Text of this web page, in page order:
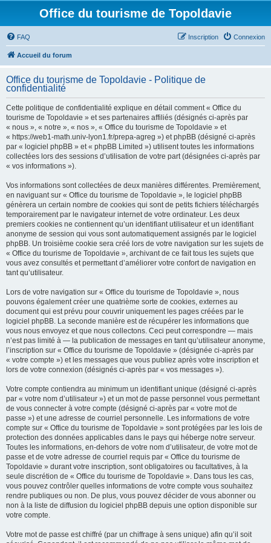
Office du tourisme de Topoldavie
FAQ Connexion
Inscription
Accueil du forum
Office du tourisme de Topoldavie - Politique de
confidentialité
Cette politique de confidentialité explique en détail comment « Office du
tourisme de Topoldavie » et ses partenaires affiliés (désignés ci-après par
« nous », « notre », « nos », « Office du tourisme de Topoldavie » et
« https://web1-math.univ-lyon1.fr/prepa-agreg ») et phpBB (désigné ci-après
par « logiciel phpBB » et « phpBB Limited ») utilisent toutes les informations
collectées lors des sessions d’utilisation de votre part (désignées ci-après par
« vos informations »).
Vos informations sont collectées de deux manières différentes. Premièrement,
en naviguant sur « Office du tourisme de Topoldavie », le logiciel phpBB
génèrera un certain nombre de cookies qui sont de petits fichiers téléchargés
temporairement par le navigateur internet de votre ordinateur. Les deux
premiers cookies ne contiennent qu’un identifiant utilisateur et un identifiant
anonyme de session qui vous sont automatiquement assignés par le logiciel
phpBB. Un troisième cookie sera créé lors de votre navigation sur les sujets de
« Office du tourisme de Topoldavie », archivant de ce fait tous les sujets que
vous avez consultés et permettant d’améliorer votre confort de navigation en
tant qu’utilisateur.
Lors de votre navigation sur « Office du tourisme de Topoldavie », nous
pouvons également créer une quatrième sorte de cookies, externes au
document qui est prévu pour couvrir uniquement les pages créées par le
logiciel phpBB. La seconde manière est de récupérer les informations que
vous nous envoyez et que nous collectons. Ceci peut correspondre — mais
n’est pas limité à — la publication de messages en tant qu’utilisateur anonyme,
l’inscription sur « Office du tourisme de Topoldavie » (désignée ci-après par
« votre compte ») et les messages que vous publiez après votre inscription et
lors de votre connexion (désignés ci-après par « vos messages »).
Votre compte contiendra au minimum un identifiant unique (désigné ci-après
par « votre nom d’utilisateur ») et un mot de passe personnel vous permettant
de vous connecter à votre compte (désigné ci-après par « votre mot de
passe ») et une adresse de courriel personnelle. Les informations de votre
compte sur « Office du tourisme de Topoldavie » sont protégées par les lois de
protection des données applicables dans le pays qui héberge notre serveur.
Toutes les informations, en-dehors de votre nom d’utilisateur, de votre mot de
passe et de votre adresse de courriel requis par « Office du tourisme de
Topoldavie » durant votre inscription, sont obligatoires ou facultatives, à la
seule discrétion de « Office du tourisme de Topoldavie ». Dans tous les cas,
vous pouvez contrôler quelles informations de votre compte vous souhaitez
rendre publiques ou non. De plus, vous pouvez décider de vous abonner ou
non à la liste de diffusion du logiciel phpBB depuis une option disponible sur
votre compte.
Votre mot de passe est chiffré (par un chiffrage à sens unique) afin qu’il soit